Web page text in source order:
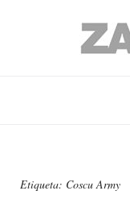
Etiqueta: Coscu Army